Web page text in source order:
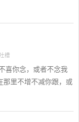
槽
喜你念，或者不念我
那里不增不减你跟，或